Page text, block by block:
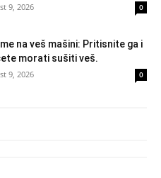
9, 2026 0
na veš mašini: Pritisnite ga i
morati sušiti veš.
9, 2026 0